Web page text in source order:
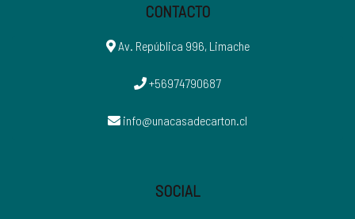
CONTACTO
Av. República 996, Limache
+56974790687
info@unacasadecarton.cl
SOCIAL